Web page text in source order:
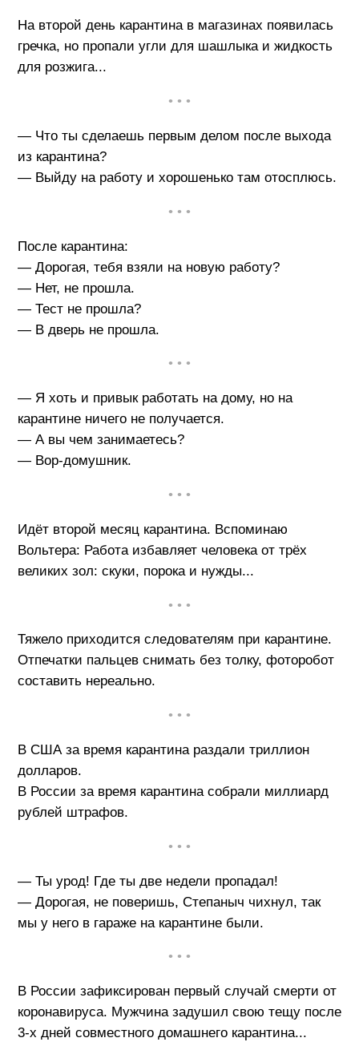
На второй день карантина в магазинах появилась
гречка, но пропали угли для шашлыка и жидкость
для розжига...
• • •
— Что ты сделаешь первым делом после выхода
из карантина?
— Выйду на работу и хорошенько там отосплюсь.
• • •
После карантина:
— Дорогая, тебя взяли на новую работу?
— Нет, не прошла.
— Тест не прошла?
— В дверь не прошла.
• • •
— Я хоть и привык работать на дому, но на
карантине ничего не получается.
— А вы чем занимаетесь?
— Вор-домушник.
• • •
Идёт второй месяц карантина. Вспоминаю
Вольтера: Работа избавляет человека от трёх
великих зол: скуки, порока и нужды...
• • •
Тяжело приходится следователям при карантине.
Отпечатки пальцев снимать без толку, фоторобот
составить нереально.
• • •
В США за время карантина раздали триллион
долларов.
В России за время карантина собрали миллиард
рублей штрафов.
• • •
— Ты урод! Где ты две недели пропадал!
— Дорогая, не поверишь, Степаныч чихнул, так
мы у него в гараже на карантине были.
• • •
В России зафиксирован первый случай смерти от
коронавируса. Мужчина задушил свою тещу после
3-х дней совместного домашнего карантина...